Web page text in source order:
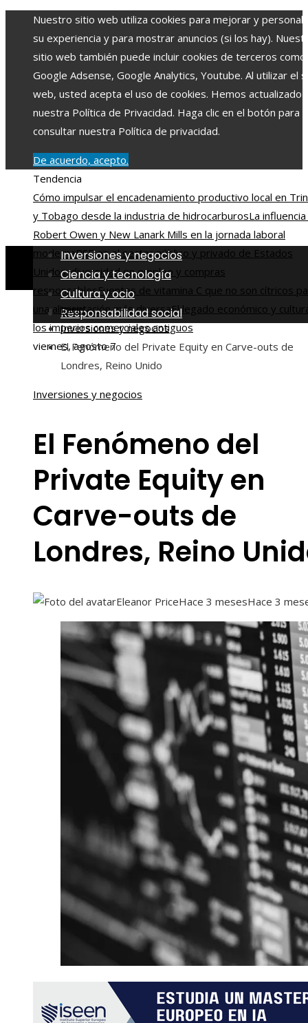
Nuestro sitio web utiliza cookies para mejorar y
su experiencia y para mostrar anuncios (si los hay).
sitio web también puede incluir cookies de terceros como
Google Adsense, Google Analytics, Youtube. Al utilizar el
web, usted acepta el uso de cookies. Hemos actualizado
nuestra Política de Privacidad. Haga clic en el botón para
consultar nuestra Política de privacidad.
De acuerdo, acepto.
Tendencia
Cómo impulsar el encadenamiento productivo local en
y Tobago desde la industria de hidrocarburosLa
Robert Owen y New Lanark Mills en la jornada laboral
modernaRSE en el sector público y privado de Estados
Unidos: diversidad en empleo y compras
responsablesFuentes de vitamina C que no son cítricos
una alimentación más diversaEl legado económico y
los imperios comerciales antiguos
viernes, agosto 7
Inversiones y negocios
Ciencia y tecnología
Cultura y ocio
Responsabilidad social
Inicio
Inversiones y negocios
El Fenómeno del Private Equity en Carve-outs de
Londres, Reino Unido
Inversiones y negocios
El Fenómeno del
Private Equity en
Carve-outs de
Londres, Reino
Eleanor PriceHace 3 mesesHace 3